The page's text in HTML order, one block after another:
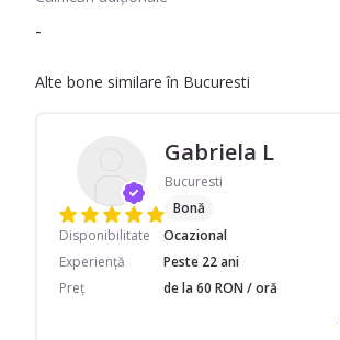
-
Alte bone similare în Bucuresti
Gabriela L
Bucuresti
Bonă
Disponibilitate
Ocazional
Experiență
Peste 22 ani
Preț
de la 60 RON / oră